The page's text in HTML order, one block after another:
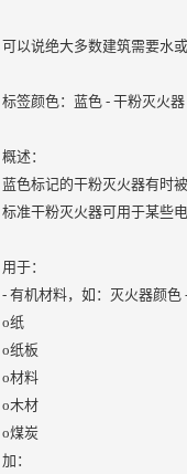
可以说绝大多数建筑需要水
标签颜色：蓝色 - 干粉灭火器
概述：
蓝色标记的干粉灭火器有时
标准干粉灭火器可用于某些
用于：
- 有机材料，如：灭火器颜色
o纸
o纸板
o材料
o木材
o煤炭
加：